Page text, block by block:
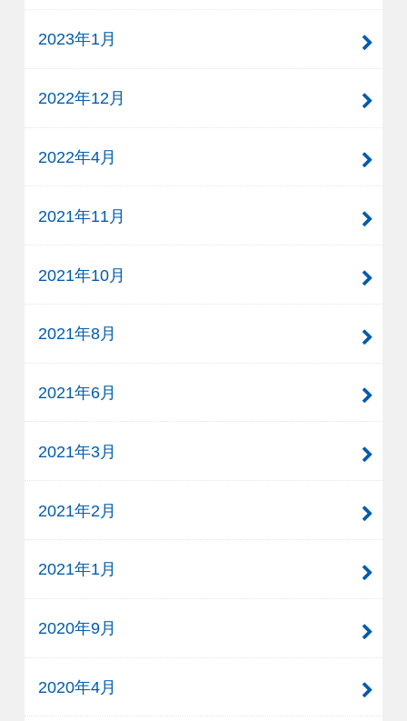
2023年1月
2022年12月
2022年4月
2021年11月
2021年10月
2021年8月
2021年6月
2021年3月
2021年2月
2021年1月
2020年9月
2020年4月